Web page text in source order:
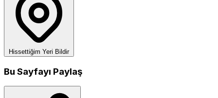
Hissettiğim Yeri Bildir
Bu Sayfayı Paylaş